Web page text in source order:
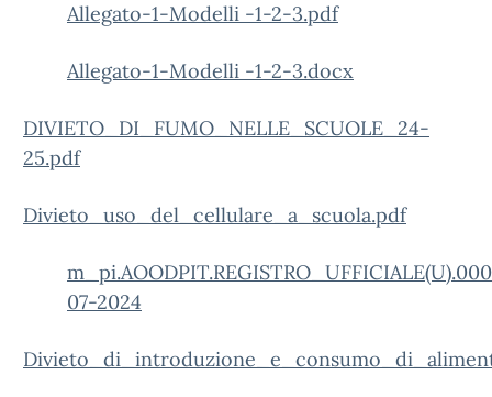
Allegato-1-Modelli -1-2-3.pdf
Allegato-1-Modelli -1-2-3.docx
DIVIETO_DI_FUMO_NELLE_SCUOLE_24-
25.pdf
Divieto_uso_del_cellulare_a_scuola.pdf
07-2024